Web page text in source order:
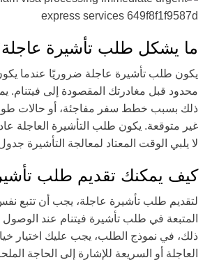
ما يشكل طلب تأشيرة
يكون طلب تأشيرة عاجلة ضروريًا عندما
محدود قبل مغادرتك المقصودة إلى فيتنام.
ذلك بسبب خطط سفر مفاجئة، أو حالات
غير متوقعة. يكون طلب التأشيرة العاجلة
لا يلبي الوقت المعتاد لمعالجة التأشيرة
كيف يمكنك تقديم طلب
لتقديم طلب تأشيرة عاجلة، يجب أن تتبع
المتبعة في طلب تأشيرة فيتنام عند الوصول
ذلك، في نموذج الطلب، يجب عليك اختيار
العاجلة أو السريعة للإشارة إلى الحاجة